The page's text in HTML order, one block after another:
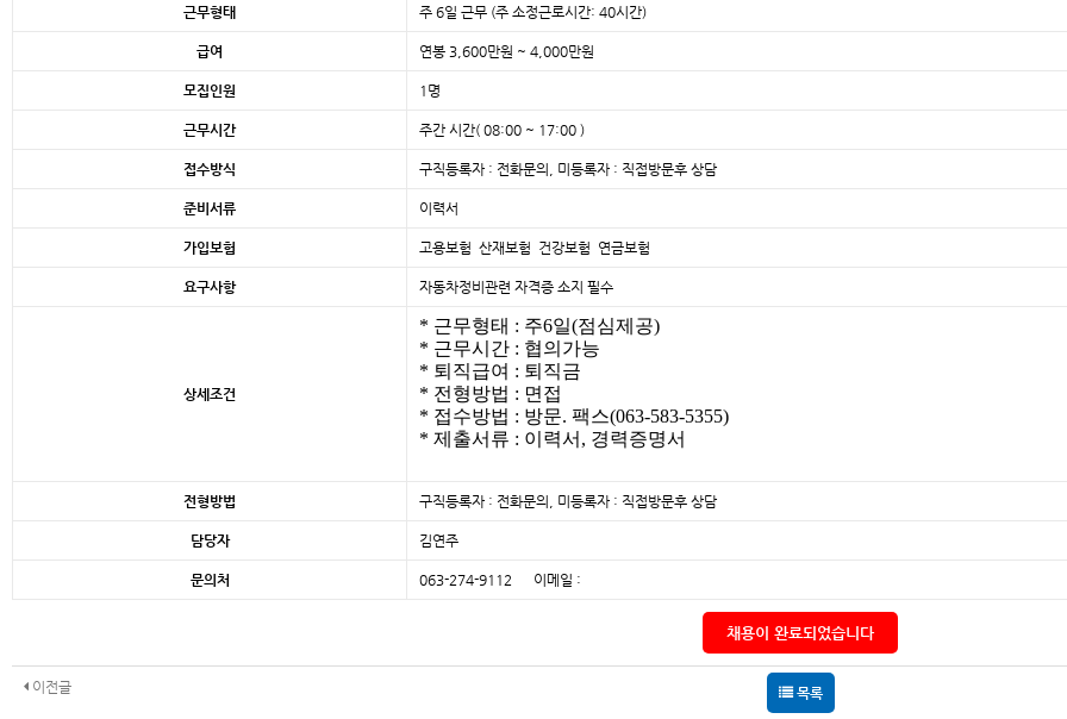
근무형태 주 6일 근무 (주 소정근로시간: 40시간)
급여 연봉 3,600만원 ~ 4,000만원
모집인원 1명
근무시간 주간 시간( 08:00 ~ 17:00 )
접수방식 구직등록자 : 전화문의, 미등록자 : 직접방문후 상담
준비서류 이력서
가입보험 고용보험 산재보험 건강보험 연금보험
요구사항 자동차정비관련 자격증 소지 필수
상세조건
* 근무형태 : 주6일(점심제공)
* 근무시간 : 협의가능
* 퇴직급여 : 퇴직금
* 전형방법 : 면접
* 접수방법 : 방문. 팩스(063-583-5355)
* 제출서류 : 이력서, 경력증명서
전형방법 구직등록자 : 전화문의, 미등록자 : 직접방문후 상담
담당자 김연주
문의처 063-274-9112 이메일 :
채용이 완료되었습니다
이전글 목록